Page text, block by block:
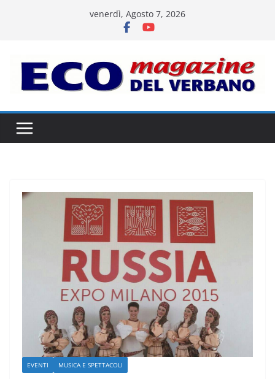
venerdì, Agosto 7, 2026
EVENTI MUSICA E SPETTACOLI